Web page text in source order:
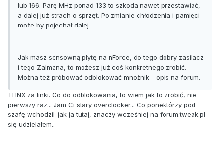
lub 166. Parę MHz ponad 133 to szkoda nawet przestawiać,
a dalej już strach o sprzęt. Po zmianie chłodzenia i pamięci
może by pojechał dalej...
Jak masz sensowną płytę na nForce, do tego dobry zasilacz
i tego Zalmana, to możesz już coś konkretnego zrobić.
Można też próbować odblokować mnożnik - opis na forum.
THNX za linki. Co do odblokowania, to wiem jak to zrobić, nie
pierwszy raz... Jam Ci stary overclocker... Co ponektórzy pod
szafę wchodzili jak ja tutaj, znaczy wcześniej na forum.tweak.pl
się udzielałem...